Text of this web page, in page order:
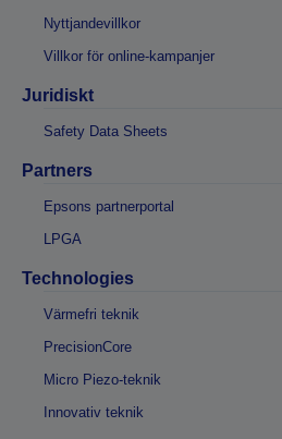
Nyttjandevillkor
Villkor för online-kampanjer
Juridiskt
Safety Data Sheets
Partners
Epsons partnerportal
LPGA
Technologies
Värmefri teknik
PrecisionCore
Micro Piezo-teknik
Innovativ teknik